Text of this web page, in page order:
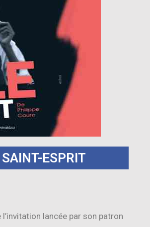
ESPRIT
lancée par son patron